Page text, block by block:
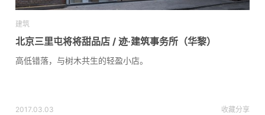
建筑
北京三里屯将将甜品店 / 迹·建筑事务所（华黎）
高低错落，与树木共生的轻盈小店。
2017.03.03 收藏分享